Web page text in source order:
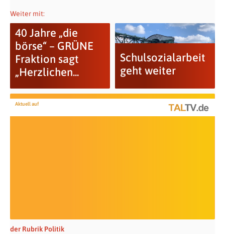
Weiter mit:
40 Jahre „die
börse“ – GRÜNE
Fraktion sagt
„Herzlichen...
Schulsozialarbeit
geht weiter
Aktuell auf
der Rubrik Politik